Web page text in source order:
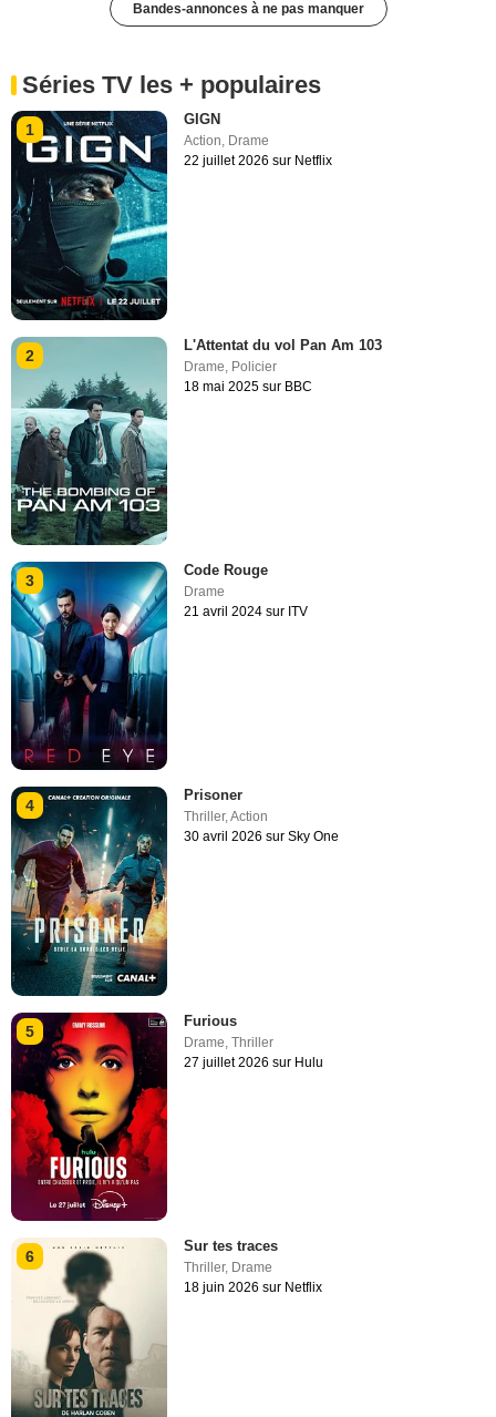
Bandes-annonces à ne pas manquer
Séries TV les + populaires
1
GIGN
Action, Drame
22 juillet 2026 sur Netflix
2
L'Attentat du vol Pan Am 103
Drame Policier
18 mai 2025 sur BBC
3
Code Rouge
Drame
21 avril 2024 sur ITV
4
Prisoner
Thriller,Action
30 avril 2026 sur Sky One
5
Furious
Drame ,Thriller
27 juillet 2026 sur Hulu
6
Sur tes traces
Thriller, Drame
18 juin 2026 sur Netflix